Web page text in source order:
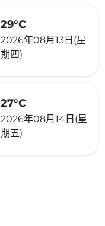
29°C
2026年08月13日(星
期四)
27°C
2026年08月14日(星
期五)